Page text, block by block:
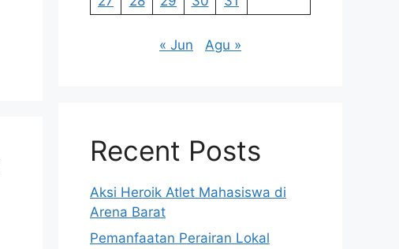
« Jun Agu »
Recent Posts
Aksi Heroik Atlet Mahasiswa di
Arena Barat
Pemanfaatan Perairan Lokal